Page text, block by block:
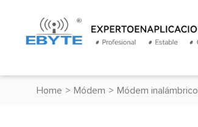
Home > Módem > Módem inalámbrico